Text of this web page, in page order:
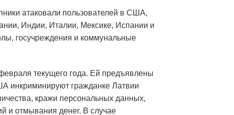
атаковали пользователей в США,
Индии, Италии, Мексике, Испании и
госучреждения и коммунальные
текущего года. Ей предъявлены
инкриминируют гражданке Латвии
кражи персональных данных,
и отмывания денег. В случае